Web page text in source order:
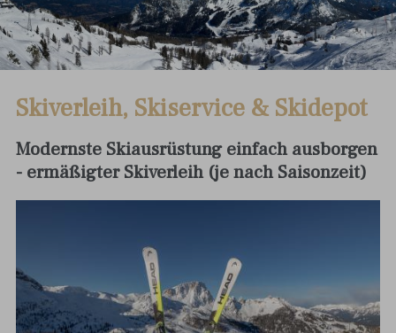
Skiverleih, Skiservice & Skidepot
Modernste Skiausrüstung einfach ausborgen
- ermäßigter Skiverleih (je nach Saisonzeit)